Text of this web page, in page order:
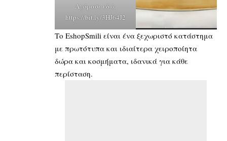
Αγόρασε εδώ:
https://bit.ly/3HJ64J2
Το EshopSmili είναι ένα ξεχωριστό κατάστημα
με πρωτότυπα και ιδιαίτερα χειροποίητα
δώρα και κοσμήματα, ιδανικά για κάθε
περίσταση.